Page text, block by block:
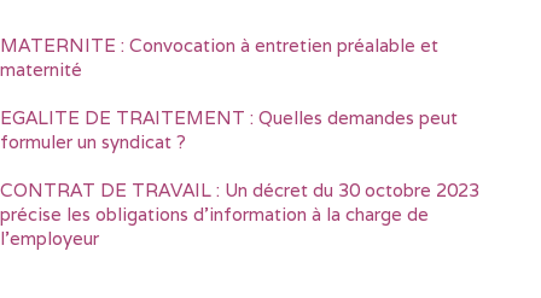
MATERNITE : Convocation à entretien préalable et
maternité
EGALITE DE TRAITEMENT : Quelles demandes peut
formuler un syndicat ?
CONTRAT DE TRAVAIL : Un décret du 30 octobre 2023
précise les obligations d’information à la charge de
l’employeur